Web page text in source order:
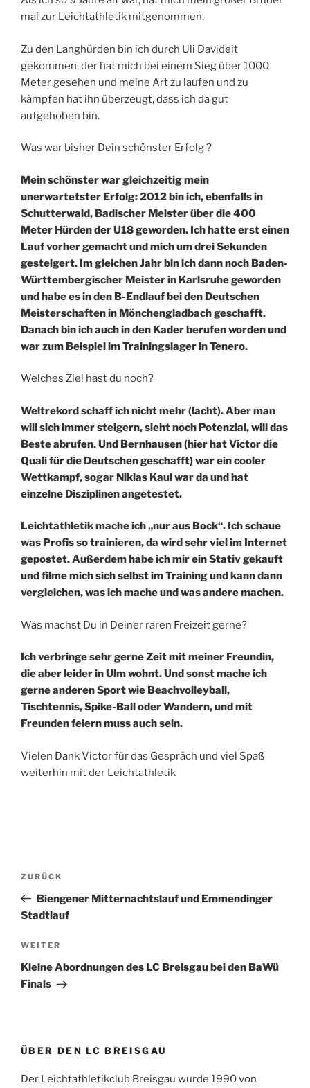
mal zur Leichtathletik mitgenommen.
Zu den Langhürden bin ich durch Uli Davideit
gekommen, der hat mich bei einem Sieg über 1000
Meter gesehen und meine Art zu laufen und zu
kämpfen hat ihn überzeugt, dass ich da gut
aufgehoben bin.
Was war bisher Dein schönster Erfolg ?
Mein schönster war gleichzeitig mein
unerwartetster Erfolg: 2012 bin ich, ebenfalls in
Schutterwald, Badischer Meister über die 400
Meter Hürden der U18 geworden. Ich hatte erst einen
Lauf vorher gemacht und mich um drei Sekunden
gesteigert. Im gleichen Jahr bin ich dann noch Baden-
Württembergischer Meister in Karlsruhe geworden
und habe es in den B-Endlauf bei den Deutschen
Meisterschaften in Mönchengladbach geschafft.
Danach bin ich auch in den Kader berufen worden und
war zum Beispiel im Trainingslager in Tenero.
Welches Ziel hast du noch?
Weltrekord schaff ich nicht mehr (lacht). Aber man
will sich immer steigern, sieht noch Potenzial, will das
Beste abrufen. Und Bernhausen (hier hat Victor die
Quali für die Deutschen geschafft) war ein cooler
Wettkampf, sogar Niklas Kaul war da und hat
einzelne Disziplinen angetestet.
Leichtathletik mache ich „nur aus Bock“. Ich schaue
was Profis so trainieren, da wird sehr viel im Internet
gepostet. Außerdem habe ich mir ein Stativ gekauft
und filme mich sich selbst im Training und kann dann
vergleichen, was ich mache und was andere machen.
Was machst Du in Deiner raren Freizeit gerne?
Ich verbringe sehr gerne Zeit mit meiner Freundin,
die aber leider in Ulm wohnt. Und sonst mache ich
gerne anderen Sport wie Beachvolleyball,
Tischtennis, Spike-Ball oder Wandern, und mit
Freunden feiern muss auch sein.
Vielen Dank Victor für das Gespräch und viel Spaß
weiterhin mit der Leichtathletik
Beitragsnavigation
Vorheriger
Beitrag
ZURÜCK
Biengener Mitternachtslauf und Emmendinger
Stadtlauf
Nächster
Beitrag
WEITER
Kleine Abordnungen des LC Breisgau bei den BaWü
Finals
ÜBER DEN LC BREISGAU
Der Leichtathletikclub Breisgau wurde 1990 von